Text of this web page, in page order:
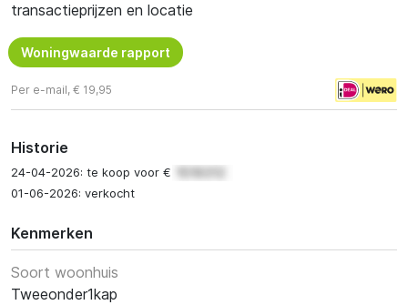
transactieprijzen en locatie
Woningwaarde rapport
Per e-mail, € 19,95
Historie
24-04-2026: te koop voor €
01-06-2026: verkocht
Kenmerken
Soort woonhuis
Tweeonder1kap